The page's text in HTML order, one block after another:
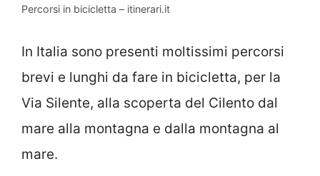
Percorsi in bicicletta – itinerari.it
In Italia sono presenti moltissimi percorsi
brevi e lunghi da fare in bicicletta, per la
Via Silente, alla scoperta del Cilento dal
mare alla montagna e dalla montagna al
mare.